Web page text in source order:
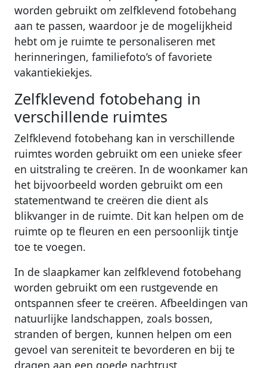
worden gebruikt om zelfklevend fotobehang
aan te passen, waardoor je de mogelijkheid
hebt om je ruimte te personaliseren met
herinneringen, familiefoto’s of favoriete
vakantiekiekjes.
Zelfklevend fotobehang in
verschillende ruimtes
Zelfklevend fotobehang kan in verschillende
ruimtes worden gebruikt om een unieke sfeer
en uitstraling te creëren. In de woonkamer kan
het bijvoorbeeld worden gebruikt om een
statementwand te creëren die dient als
blikvanger in de ruimte. Dit kan helpen om de
ruimte op te fleuren en een persoonlijk tintje
toe te voegen.
In de slaapkamer kan zelfklevend fotobehang
worden gebruikt om een rustgevende en
ontspannen sfeer te creëren. Afbeeldingen van
natuurlijke landschappen, zoals bossen,
stranden of bergen, kunnen helpen om een
gevoel van sereniteit te bevorderen en bij te
dragen aan een goede nachtrust.